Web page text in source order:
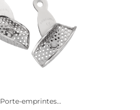
Porte-emprintes...